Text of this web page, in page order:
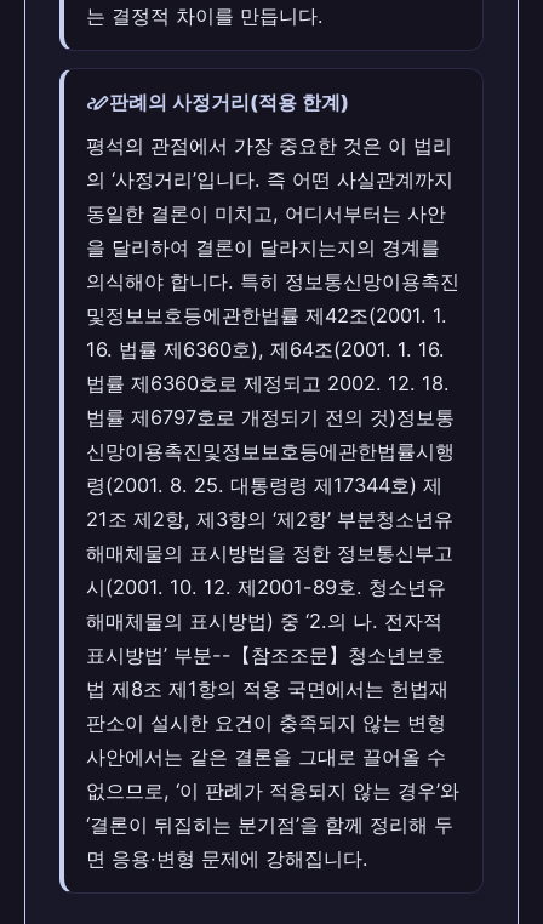
는 결정적 차이를 만듭니다.
stylus_note판례의 사정거리(적용 한계)
평석의 관점에서 가장 중요한 것은 이 법리
의 ‘사정거리’입니다. 즉 어떤 사실관계까지
동일한 결론이 미치고, 어디서부터는 사안
을 달리하여 결론이 달라지는지의 경계를
의식해야 합니다. 특히 정보통신망이용촉진
및정보보호등에관한법률 제42조(2001. 1.
16. 법률 제6360호), 제64조(2001. 1. 16.
법률 제6360호로 제정되고 2002. 12. 18.
법률 제6797호로 개정되기 전의 것)정보통
신망이용촉진및정보보호등에관한법률시행
령(2001. 8. 25. 대통령령 제17344호) 제
21조 제2항, 제3항의 ‘제2항’ 부분청소년유
해매체물의 표시방법을 정한 정보통신부고
시(2001. 10. 12. 제2001-89호. 청소년유
해매체물의 표시방법) 중 ‘2.의 나. 전자적
표시방법’ 부분--【참조조문】청소년보호
법 제8조 제1항의 적용 국면에서는 헌법재
판소이 설시한 요건이 충족되지 않는 변형
사안에서는 같은 결론을 그대로 끌어올 수
없으므로, ‘이 판례가 적용되지 않는 경우’와
‘결론이 뒤집히는 분기점’을 함께 정리해 두
면 응용·변형 문제에 강해집니다.